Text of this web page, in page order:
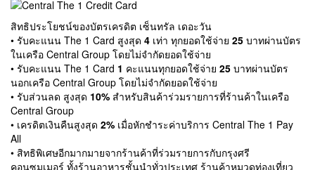
สิทธิประโยชน์ของบัตรเครดิต เซ็นทรัล เดอะวัน
• รับคะแนน The 1 Card สูงสุด 4 เท่า ทุกยอดใช้จ่าย 25 บาทผ่านบัตร
ในเครือ Central Group โดยไม่จำกัดยอดใช้จ่าย
• รับคะแนน The 1 Card 1 คะแนนทุกยอดใช้จ่าย 25 บาทผ่านบัตร
นอกเครือ Central Group โดยไม่จำกัดยอดใช้จ่าย
• รับส่วนลด สูงสุด 10% สำหรับสินค้าร่วมรายการที่ร้านค้าในเครือ
Central Group
• เครดิตเงินคืนสูงสุด 2% เมื่อหักชำระค่าบริการ Central The 1 Pay
All
• สิทธิพิเศษอีกมากมายจากร้านค้าที่ร่วมรายการกับกรุงศรี
คอนซูมเมอร์ ทั้งร้านอาหารชั้นนำทั่วประเทศ ร้านค้าหมวดท่องเที่ยว